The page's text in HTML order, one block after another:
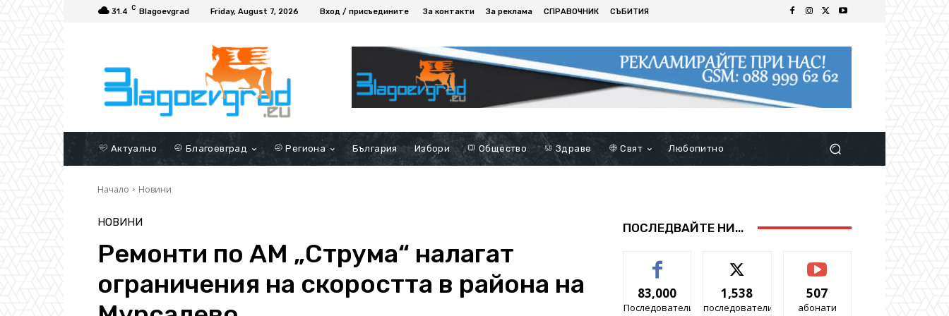
31.4 C Blagoevgrad Friday, August 7, 2026 Вход / присъедините За контакти За реклама СПРАВОЧНИК СЪБИТИЯ
Актуално Благоевград Региона България Избори Общество Здраве Свят Любопитно
Начало Новини
НОВИНИ
Ремонти по АМ „Струма“ налагат
ограничения на скоростта в района на
ПОСЛЕДВАЙТЕ НИ...
83,000
Последователи
1,538
последователи
507
абонати